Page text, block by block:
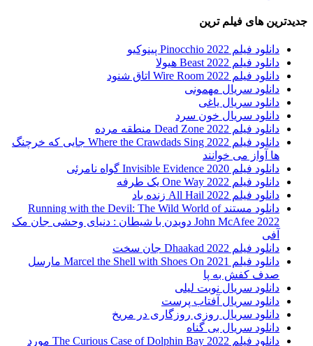
جدیدترین های فیلم ترین
دانلود فیلم Pinocchio 2022 پینوکیو
دانلود فیلم Beast 2022 هیولا
دانلود فیلم Wire Room 2022 اتاق شنود
دانلود سریال مهمونی
دانلود سریال یاغی
دانلود سریال خون سرد
دانلود فیلم 2022 Dead Zone منطقه مرده
دانلود فیلم Where the Crawdads Sing 2022 جایی که خرچنگ
ها آواز می خوانند
دانلود فیلم 2020 Invisible Evidence گواه نامرئی
دانلود فیلم One Way 2022 یک طرفه
دانلود فیلم All Hail 2022 زنده باد
دانلود مستند Running with the Devil: The Wild World of
John McAfee 2022 دویدن با شیطان : دنیای وحشی جان مک
آفی
دانلود فیلم Dhaakad 2022 جان سخت
دانلود فیلم Marcel the Shell with Shoes On 2021 مارسل
صدف کفش به پا
دانلود سریال نوبت لیلی
دانلود سریال آفتاب پرست
دانلود سریال روزی روزگاری در مریخ
دانلود سریال بی گناه
دانلود فیلم The Curious Case of Dolphin Bay 2022 مورد